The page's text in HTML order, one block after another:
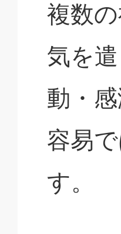
複数
気を
動・
容易
す。